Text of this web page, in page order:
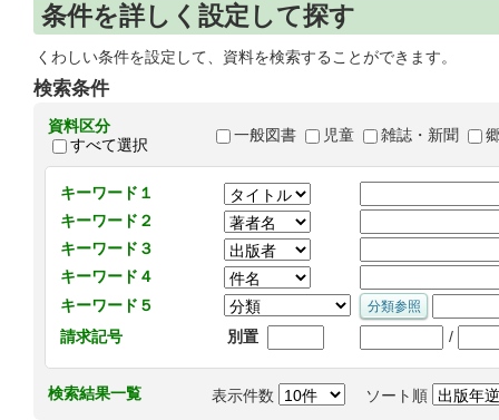
条件を詳しく設定して探す
くわしい条件を設定して、資料を検索することができます。
検索条件
資料区分
すべて選択
一般図書 児童 雑誌・新聞
キーワード１
キーワード２
キーワード３
キーワード４
キーワード５
請求記号
別置 /
検索結果一覧 表示件数 ソート順